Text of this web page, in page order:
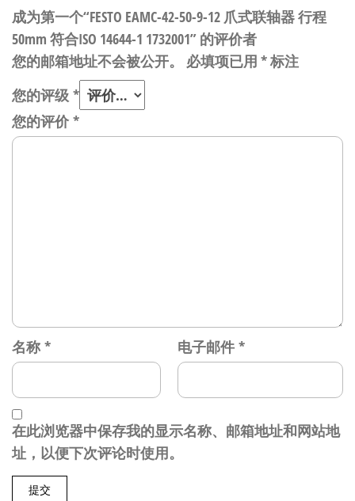
成为第一个“FESTO EAMC-42-50-9-12 爪式联轴器 行程
50mm 符合ISO 14644-1 1732001” 的评价者
您的邮箱地址不会被公开。
必填项已用 *标注
您的评级 *
您的评价*
名称 * 电子邮件 *
在此浏览器中保存我的显示名称、邮箱地址和网站地
址，以便下次评论时使用。